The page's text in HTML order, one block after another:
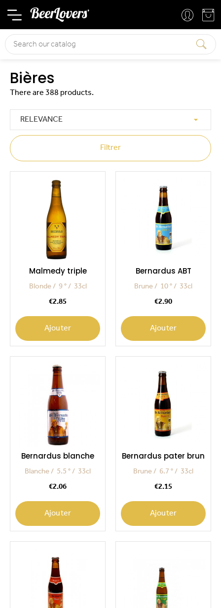
Bières
There are 388 products.
RELEVANCE 
Filtrer
Malmedy triple
Blonde 9 ° 33cl
€2.85
Ajouter
Bernardus ABT
Brune 10 ° 33cl
€2.90
Ajouter
Bernardus blanche
Blanche 5.5 ° 33cl
€2.06
Ajouter
Bernardus pater brun
Brune 6.7 ° 33cl
€2.15
Ajouter